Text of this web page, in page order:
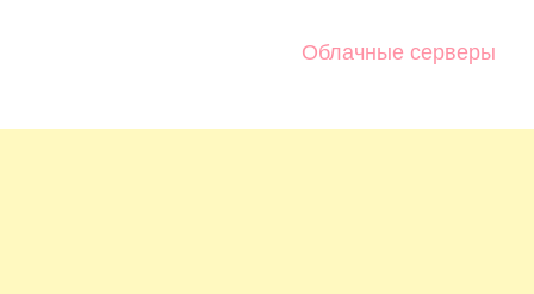
Облачные серверы